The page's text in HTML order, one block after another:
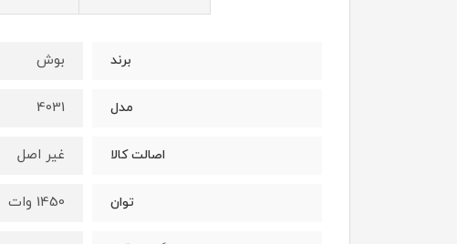
برند بوش
مدل 4031
اصالت کالا غیر اصل
توان 1450 وات